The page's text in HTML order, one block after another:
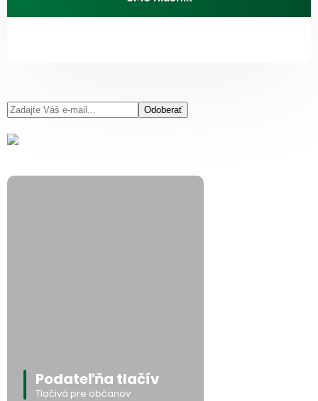
Odoberať
Podateľňa tlačív
Tlačivá pre občanov